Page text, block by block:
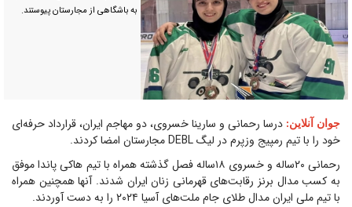
به باشگاهی از مجارستان پیوستند.
جوان آنلاین: درسا رحمانی و سارینا خسروی، دو مهاجم ایران، قرارداد حرفه‌ای
خود را با تیم رمپیج وزپرم در لیگ DEBL مجارستان امضا کردند.
رحمانی ۲۰ساله و خسروی ۱۸ساله فصل گذشته همراه با تیم هاکی پاندا موفق
به کسب مدال برنز رقابت‌های قهرمانی زنان ایران شدند. آنها همچنین همراه
با تیم ملی ایران مدال طلای جام ملت‌های آسیا ۲۰۲۴ را به دست آوردند.